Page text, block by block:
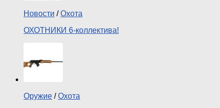
Новости /Охота
ОХОТНИКИ 6-коллектива!
Оружие /Охота